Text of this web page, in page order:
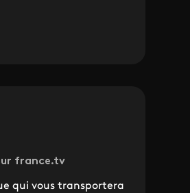
france.tv
qui vous transportera